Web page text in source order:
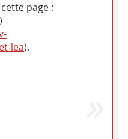
page :
lea).